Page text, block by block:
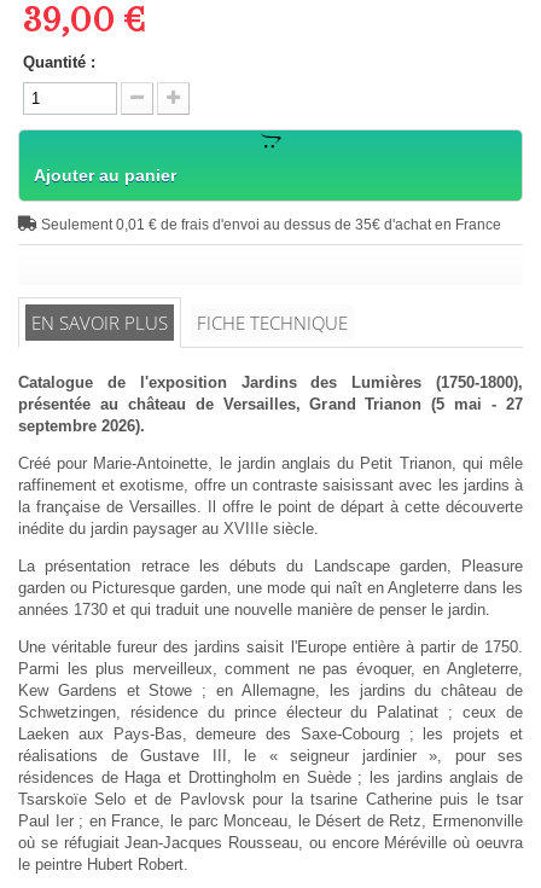
39,00 €
Quantité :
Ajouter au panier
Seulement 0,01 € de frais d'envoi au dessus de 35€ d'achat en France
EN SAVOIR PLUS FICHE TECHNIQUE
Catalogue de l'exposition Jardins des Lumières (1750-1800),
présentée au château de Versailles, Grand Trianon (5 mai - 27
septembre 2026).
Créé pour Marie-Antoinette, le jardin anglais du Petit Trianon, qui mêle
raffinement et exotisme, offre un contraste saisissant avec les jardins à
la française de Versailles. Il offre le point de départ à cette découverte
inédite du jardin paysager au XVIIIe siècle.
La présentation retrace les débuts du Landscape garden, Pleasure
garden ou Picturesque garden, une mode qui naît en Angleterre dans les
années 1730 et qui traduit une nouvelle manière de penser le jardin.
Une véritable fureur des jardins saisit l'Europe entière à partir de 1750.
Parmi les plus merveilleux, comment ne pas évoquer, en Angleterre,
Kew Gardens et Stowe ; en Allemagne, les jardins du château de
Schwetzingen, résidence du prince électeur du Palatinat ; ceux de
Laeken aux Pays-Bas, demeure des Saxe-Cobourg ; les projets et
réalisations de Gustave III, le « seigneur jardinier », pour ses
résidences de Haga et Drottingholm en Suède ; les jardins anglais de
Tsarskoïe Selo et de Pavlovsk pour la tsarine Catherine puis le tsar
Paul Ier ; en France, le parc Monceau, le Désert de Retz, Ermenonville
où se réfugiait Jean-Jacques Rousseau, ou encore Méréville où oeuvra
le peintre Hubert Robert.